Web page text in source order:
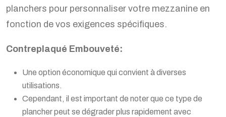
planchers pour personnaliser votre mezzanine en
fonction de vos exigences spécifiques.
Contreplaqué Embouveté:
Une option économique qui convient à diverses
utilisations.
Cependant, il est important de noter que ce type de
plancher peut se dégrader plus rapidement avec